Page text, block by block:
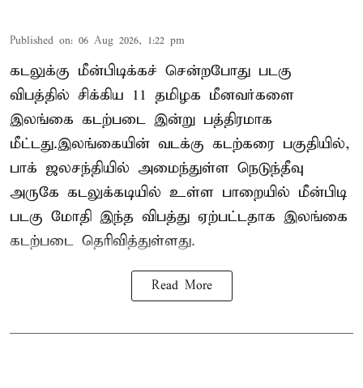
Published on: 06 Aug 2026, 1:22 pm
கடலுக்கு மீன்பிடிக்கச் சென்றபோது படகு
விபத்தில் சிக்கிய 11 தமிழக மீனவர்களை
இலங்கை கடற்படை இன்று பத்திரமாக
மீட்டது.இலங்கையின் வடக்கு கடற்கரை பகுதியில்,
பாக் ஜலசந்தியில் அமைந்துள்ள நெடுந்தீவு
அருகே கடலுக்கடியில் உள்ள பாறையில் மீன்பிடி
படகு மோதி இந்த விபத்து ஏற்பட்டதாக இலங்கை
கடற்படை தெரிவித்துள்ளது.
Read More